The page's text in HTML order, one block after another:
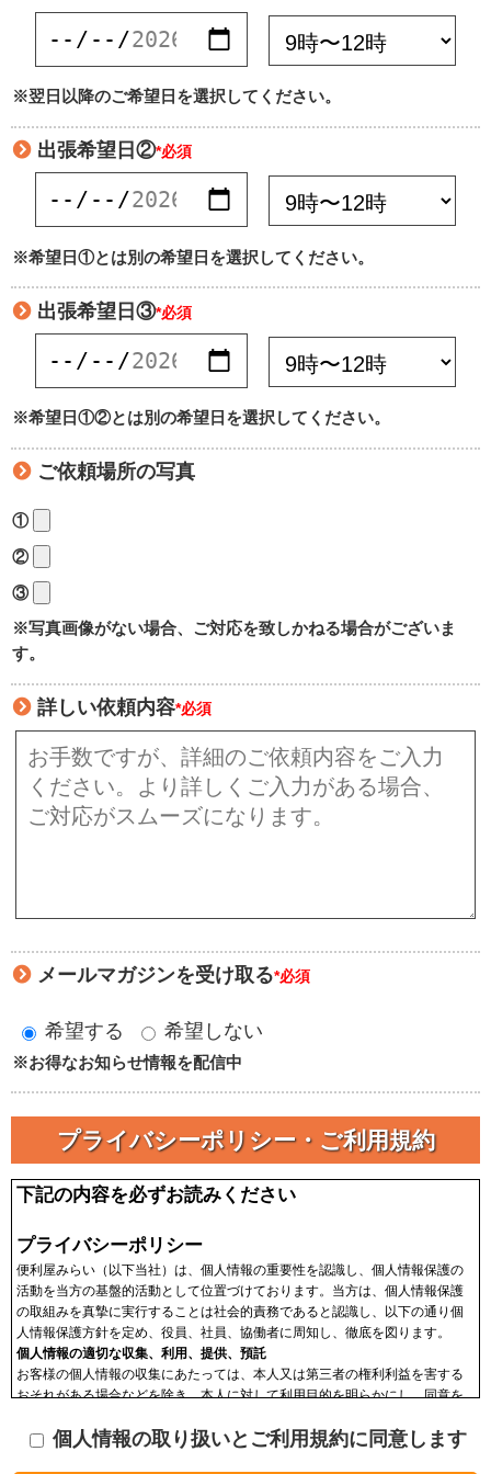
※翌日以降のご希望日を選択してください。
出張希望日②*必須
※希望日①とは別の希望日を選択してください。
出張希望日③*必須
※希望日①②とは別の希望日を選択してください。
ご依頼場所の写真
①
②
③
※写真画像がない場合、ご対応を致しかねる場合がございま
す。
詳しい依頼内容*必須
メールマガジンを受け取る*必須
希望する 希望しない
※お得なお知らせ情報を配信中
プライバシーポリシー・ご利用規約
下記の内容を必ずお読みください
プライバシーポリシー
便利屋みらい（以下当社）は、個人情報の重要性を認識し、個人情報保護の
活動を当方の基盤的活動として位置づけております。当方は、個人情報保護
の取組みを真摯に実行することは社会的責務であると認識し、以下の通り個
人情報保護方針を定め、役員、社員、協働者に周知し、徹底を図ります。
個人情報の適切な収集、利用、提供、預託
お客様の個人情報の収集にあたっては、本人又は第三者の権利利益を害する
おそれがある場合などを除き、本人に対して利用目的を明らかにし、同意を
範囲を限定し、適切に取り扱います。収集した個人情報は、法令に基づく命
個人情報の取り扱いとご利用規約に同意します